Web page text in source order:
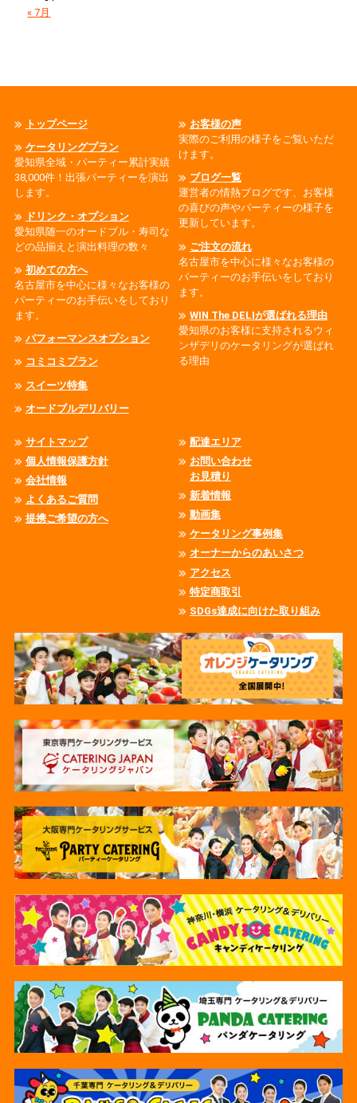
« 7月
トップページ
ケータリングプラン
愛知県全域・パーティー累計実績
38,000件！出張パーティーを演出
します。
ドリンク・オプション
愛知県随一のオードブル・寿司な
どの品揃えと演出料理の数々
初めての方へ
名古屋市を中心に様々なお客様の
パーティーのお手伝いをしており
ます。
パフォーマンスオプション
コミコミプラン
スイーツ特集
オードブルデリバリー
お客様の声
実際のご利用の様子をご覧いただ
けます。
ブログ一覧
運営者の情熱ブログです、お客様
の喜びの声やパーティーの様子を
更新しています。
ご注文の流れ
名古屋市を中心に様々なお客様の
パーティーのお手伝いをしており
ます。
WIN The DELIが選ばれる理由
愛知県のお客様に支持されるウィ
ンザデリのケータリングが選ばれ
る理由
サイトマップ
個人情報保護方針
会社情報
よくあるご質問
提携ご希望の方へ
配達エリア
お問い合わせ
お見積り
新着情報
動画集
ケータリング事例集
オーナーからのあいさつ
アクセス
特定商取引
SDGs達成に向けた取り組み